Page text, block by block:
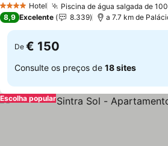
4 EstrelasHotel Piscina de água salgada de
8,9 Excelente 8.339 a 7.7 km de
De € 150
Consulte os preços de 18 sites
Escolha popular